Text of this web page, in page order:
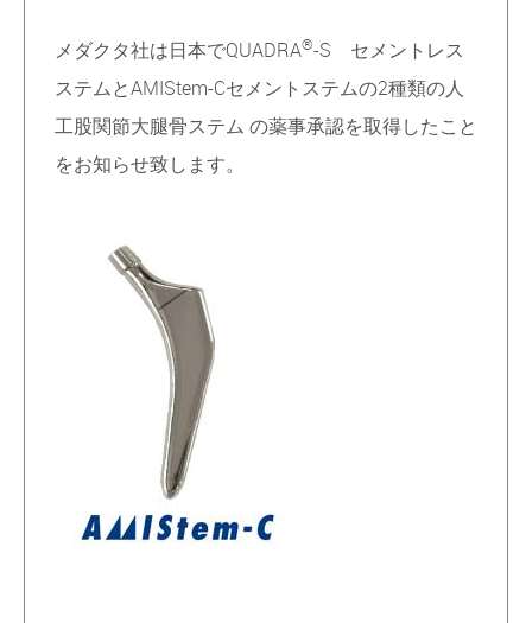
メダクタ社は日本でQUADRA®-S セメントレス
ステムとAMIStem-Cセメントステムの2種類の人
工股関節大腿骨ステム の薬事承認を取得したこと
をお知らせ致します。